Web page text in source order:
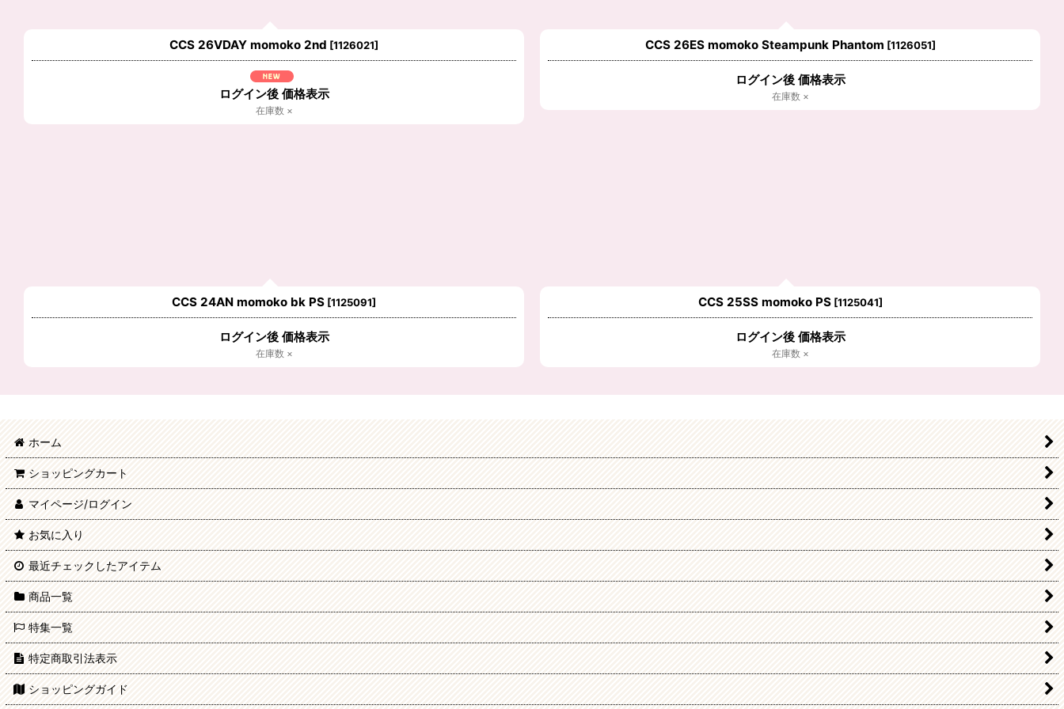
CCS 26VDAY momoko 2nd [1126021]
ログイン後 価格表示
在庫数 ×
CCS 26ES momoko Steampunk Phantom [1126051]
ログイン後 価格表示
在庫数 ×
CCS 24AN momoko bk PS [1125091]
ログイン後 価格表示
在庫数 ×
CCS 25SS momoko PS [1125041]
ログイン後 価格表示
在庫数 ×
ホーム
ショッピングカート
マイページ/ログイン
お気に入り
最近チェックしたアイテム
商品一覧
特集一覧
特定商取引法表示
ショッピングガイド